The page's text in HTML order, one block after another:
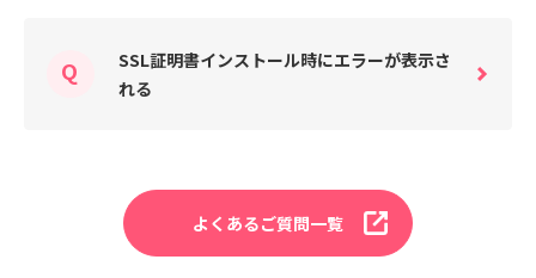
SSL証明書インストール時にエラーが表示さ
れる
よくあるご質問一覧